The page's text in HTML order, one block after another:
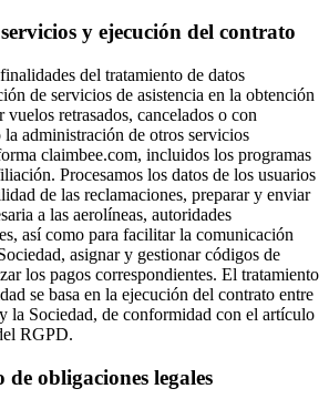
y ejecución del contrato
del tratamiento de datos
de servicios de asistencia en la obtención
vuelos retrasados, cancelados o con
administración de otros servicios
claimbee.com, incluidos los programas
Procesamos los datos de los usuarios
de las reclamaciones, preparar y enviar
a las aerolíneas, autoridades
así como para facilitar la comunicación
asignar y gestionar códigos de
los pagos correspondientes. El tratamiento
se basa en la ejecución del contrato entre
la Sociedad, de conformidad con el artículo
RGPD.
obligaciones legales